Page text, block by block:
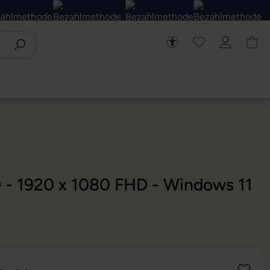
1920 x 1080 FHD - Windows 11